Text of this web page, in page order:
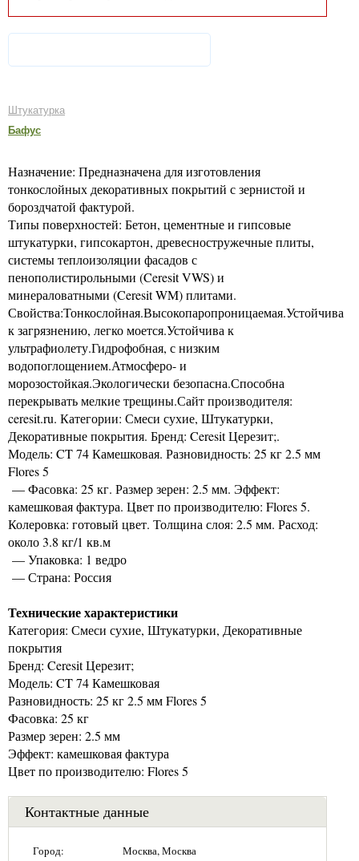
Штукатурка
Бафус
Назначение: Предназначена для изготовления
тонкослойных декоративных покрытий с зернистой и
бороздчатой фактурой.
Типы поверхностей: Бетон, цементные и гипсовые
штукатурки, гипсокартон, древесностружечные плиты,
системы теплоизоляции фасадов с
пенополистирольными (Ceresit VWS) и
минераловатными (Ceresit WM) плитами.
Свойства:Тонкослойная.Высокопаропроницаемая.Устойчива
к загрязнению, легко моется.Устойчива к
ультрафиолету.Гидрофобная, с низким
водопоглощением.Атмосферо- и
морозостойкая.Экологически безопасна.Способна
перекрывать мелкие трещины.Сайт производителя:
ceresit.ru. Категории: Смеси сухие, Штукатурки,
Декоративные покрытия. Бренд: Ceresit Церезит;.
Модель: CT 74 Камешковая. Разновидность: 25 кг 2.5 мм
Flores 5
— Фасовка: 25 кг. Размер зерен: 2.5 мм. Эффект:
камешковая фактура. Цвет по производителю: Flores 5.
Колеровка: готовый цвет. Толщина слоя: 2.5 мм. Расход:
около 3.8 кг/1 кв.м
— Упаковка: 1 ведро
— Страна: Россия
Технические характеристики
Категория: Смеси сухие, Штукатурки, Декоративные
покрытия
Бренд: Ceresit Церезит;
Модель: CT 74 Камешковая
Разновидность: 25 кг 2.5 мм Flores 5
Фасовка: 25 кг
Размер зерен: 2.5 мм
Эффект: камешковая фактура
Цвет по производителю: Flores 5
Контактные данные
Город: Москва, Москва